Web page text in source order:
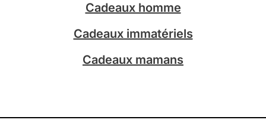
Cadeaux homme
Cadeaux immatériels
Cadeaux mamans